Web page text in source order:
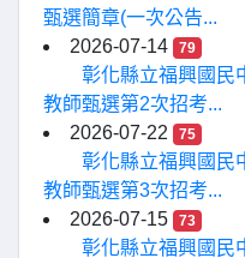
甄選簡章(一次公告...
2026-07-14
79
彰化縣立福興國民
教師甄選第2次招考...
2026-07-22
75
彰化縣立福興國民
教師甄選第3次招考...
2026-07-15
73
彰化縣立福興國民